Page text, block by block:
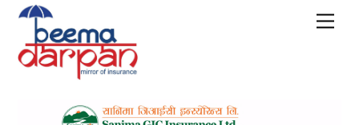
Skip
content